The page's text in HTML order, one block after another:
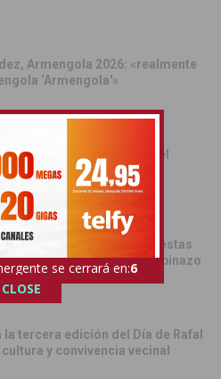
Armengola 2026: «realmente
‘Armengola'»
de la Vega Baja acercan el
de salida a las fiestas
con el Festival del Chupinazo
la tercera edición del Día de Rafal
y convivencia vecinal
se cerrará en:4
CLOSE